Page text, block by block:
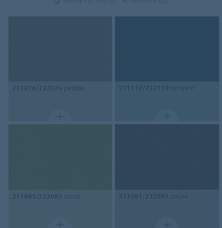
211076/232076 pebble 211110/232110 tempest
211085/232085 citrus 211081/232081 cocoa